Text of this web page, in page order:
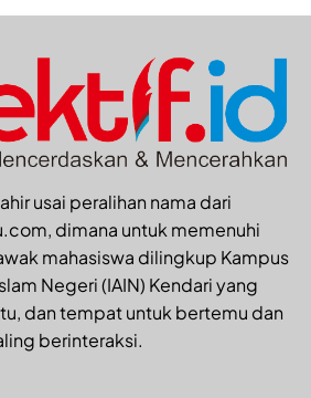
usai peralihan nama dari
dimana untuk memenuhi
mahasiswa dilingkup Kampus
Negeri (IAIN) Kendari yang
dan tempat untuk bertemu dan
berinteraksi.